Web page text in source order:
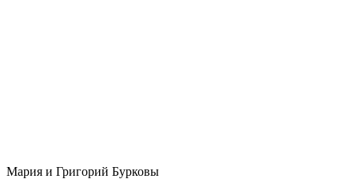
Мария и Григорий Бурковы